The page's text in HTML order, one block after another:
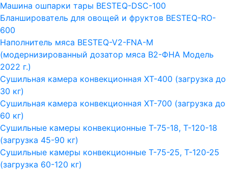
Машина ошпарки тары BESTEQ-DSC-100
Бланширователь для овощей и фруктов BESTEQ-RO-
600
Наполнитель мяса BESTEQ-V2-FNA-M
(модернизированный дозатор мяса В2-ФНА Модель
2022 г.)
Сушильная камера конвекционная ХТ-400 (загрузка до
30 кг)
Сушильная камера конвекционная ХТ-700 (загрузка до
60 кг)
Сушильные камеры конвекционные Т-75-18, Т-120-18
(загрузка 45-90 кг)
Сушильные камеры конвекционные Т-75-25, Т-120-25
(загрузка 60-120 кг)